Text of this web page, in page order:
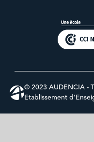
© 2023 AUDENCIA -
Etablissement